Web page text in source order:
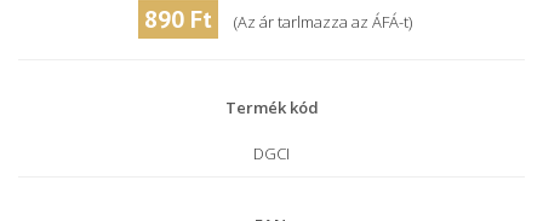
890 Ft (Az ár tarlmazza az ÁFÁ-t)
Termék kód
DGCI